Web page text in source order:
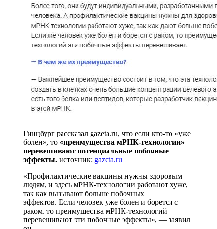
Гинцбург рассказал gazeta.ru, что если кто-то «уже
болен», то «преимущества мРНК-технологии»
перевешивают потенциальные побочные
эффекты. источник: gazeta.ru
«Профилактические вакцины нужны здоровым
людям, и здесь мРНК-технологии работают хуже,
так как вызывают больше побочных
эффектов. Если человек уже болен и борется с
раком, то преимущества мРНК-технологий
перевешивают эти побочные эффекты», — заявил